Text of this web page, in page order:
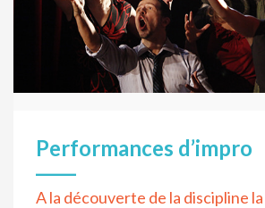
Performances d’impro
A la découverte de la discipline